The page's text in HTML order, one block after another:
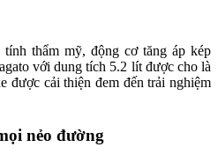
thẩm mỹ, động cơ tăng áp kép
với dung tích 5.2 lít được cho là
được cải thiện đem đến trải nghiệm
nẻo đường